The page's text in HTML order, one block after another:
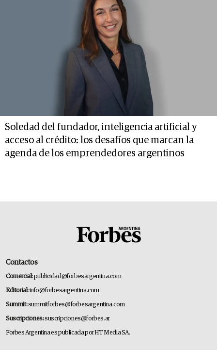
Soledad del fundador, inteligencia artificial y
acceso al crédito: los desafíos que marcan la
agenda de los emprendedores argentinos
Contactos
Comercial:publicidad@forbesargentina.com
Editorial:info@forbesargentina.com
Summit:summitforbes@forbesargentina.com
Suscripciones:suscripciones@forbes.ar
Forbes Argentina es publicada por HT Media SA.